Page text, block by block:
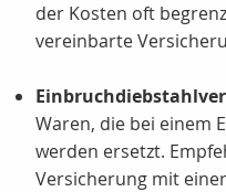
der Kosten oft
vereinbarte
Waren, die bei einem
werden ersetzt.
Versicherung mit